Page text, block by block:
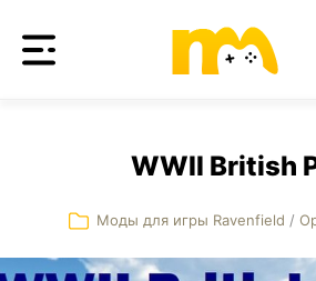
WWII British
Моды для игры Ravenfield /